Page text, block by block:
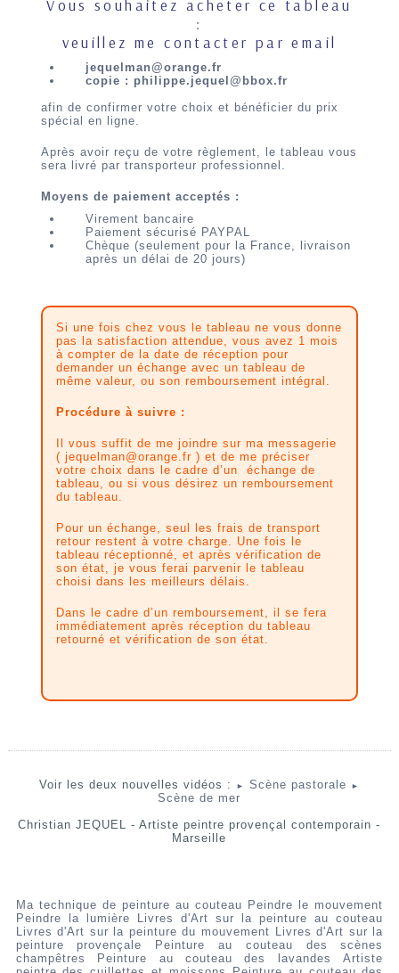
Vous souhaitez acheter ce tableau
:
veuillez me contacter par email
jequelman@orange.fr
copie : philippe.jequel@bbox.fr
afin de confirmer votre choix et bénéficier du prix
spécial en ligne.
Après avoir reçu de votre règlement, le tableau vous
sera livré par transporteur professionnel.
Moyens de paiement acceptés :
Virement bancaire
Paiement sécurisé PAYPAL
Chèque (seulement pour la France, livraison
après un délai de 20 jours)
Si une fois chez vous le tableau ne vous donne
pas la satisfaction attendue, vous avez 1 mois
à compter de la date de réception pour
demander un échange avec un tableau de
même valeur, ou son remboursement intégral.
Procédure à suivre :
Il vous suffit de me joindre sur ma messagerie
( jequelman@orange.fr ) et de me préciser
votre choix dans le cadre d’un échange de
tableau, ou si vous désirez un remboursement
du tableau.
Pour un échange, seul les frais de transport
retour restent à votre charge. Une fois le
tableau réceptionné, et après vérification de
son état, je vous ferai parvenir le tableau
choisi dans les meilleurs délais.
Dans le cadre d’un remboursement, il se fera
immédiatement après réception du tableau
retourné et vérification de son état.
Voir les deux nouvelles vidéos : ► Scène pastorale ►
Scène de mer
Christian JEQUEL - Artiste peintre provençal contemporain -
Marseille
Ma technique de peinture au couteau Peindre le mouvement
Peindre la lumière
Livres d'Art sur la peinture au couteau
Livres d'Art sur la peinture du mouvement Livres d'Art sur la
peinture provençale
Peinture au couteau des scènes
champêtres
Peinture au couteau des lavandes
Artiste